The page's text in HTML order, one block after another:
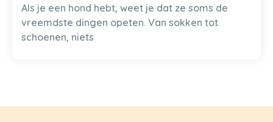
Als je een hond hebt, weet je dat ze soms de
vreemdste dingen opeten. Van sokken tot
schoenen, niets